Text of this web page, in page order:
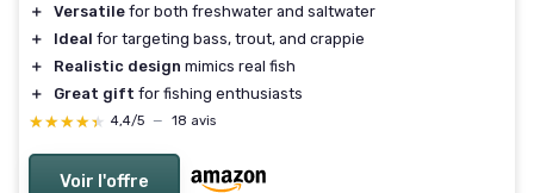
＋ Versatile for both freshwater and saltwater
＋
Ideal for targeting bass, trout, and crappie
＋
Realistic design mimics real fish
＋
Great gift for fishing enthusiasts
★★★★★
★★★★★ 4,4/5 — 18 avis
Voir l'offre